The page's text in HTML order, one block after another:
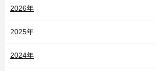
2026年
2025年
2024年